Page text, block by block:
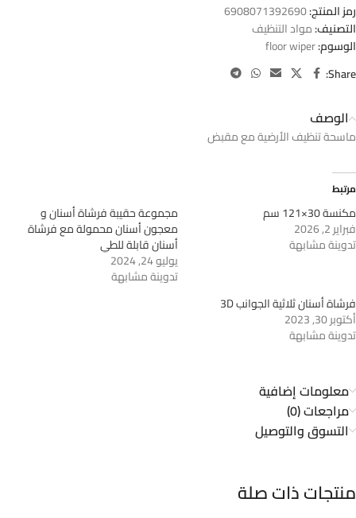
رمز المنتج:6908071392690
التصنيف:مواد التنظيف
الوسوم:floor wiper
Share:
الوصف
ماسحة تنظيف الأرضية مع مقبض
مرتبط
مكنسة 30×121 سم
فبراير 2, 2026
تدوينة مشابهة
مجموعة حقيبة فرشاة أسنان و
معجون أسنان محمولة مع فرشاة
أسنان قابلة للطي
يوليو 24, 2024
تدوينة مشابهة
فرشاة أسنان ثلاثية الجوانب 3D
أكتوبر 30, 2023
تدوينة مشابهة
معلومات إضافية
مراجعات (0)
التسوق والتوصيل
منتجات ذات صلة